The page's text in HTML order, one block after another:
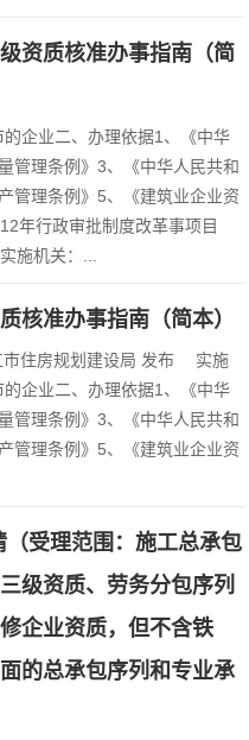
资质核准办事指南（简
企业二、办理依据1、《中华
管理条例》3、《中华人民共和
管理条例》5、《建筑业企业资
年行政审批制度改革事项目
施机关：...
核准办事指南（简本）
市住房规划建设局 发布 实施
企业二、办理依据1、《中华
管理条例》3、《中华人民共和
管理条例》5、《建筑业企业资
受理范围：施工总承包
级资质、劳务分包序列
企业资质，但不含铁
的总承包序列和专业承